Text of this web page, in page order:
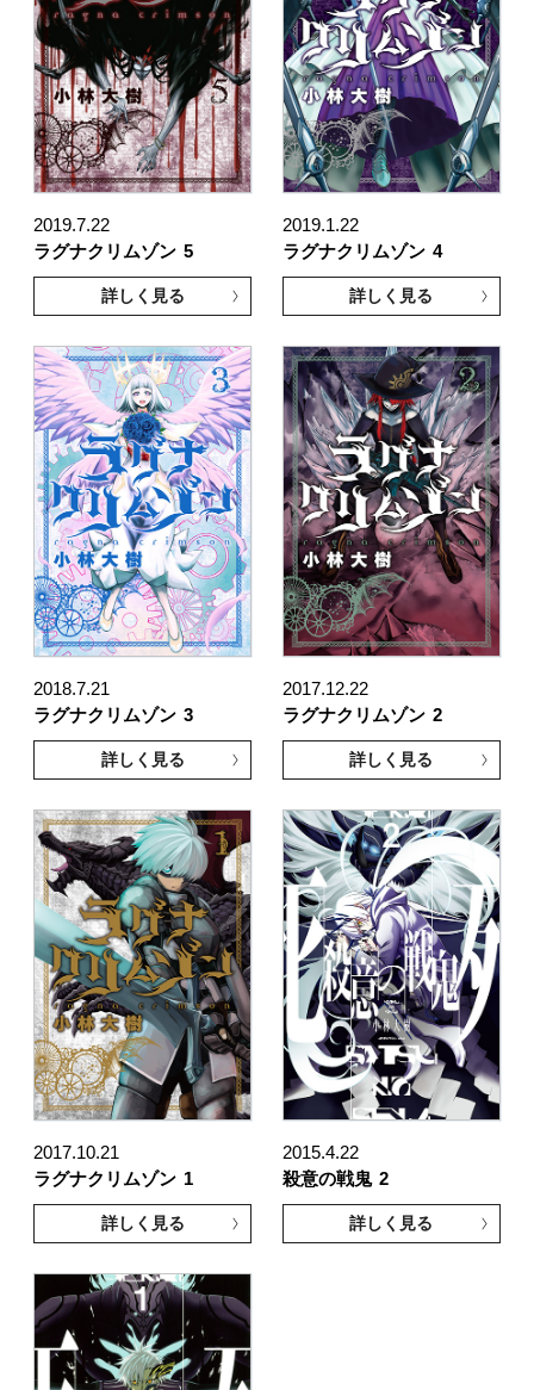
2019.7.22
ラグナクリムゾン 5
詳しく見る
2019.1.22
ラグナクリムゾン 4
詳しく見る
2018.7.21
ラグナクリムゾン 3
詳しく見る
2017.12.22
ラグナクリムゾン 2
詳しく見る
2017.10.21
ラグナクリムゾン 1
詳しく見る
2015.4.22
殺意の戦鬼 2
詳しく見る